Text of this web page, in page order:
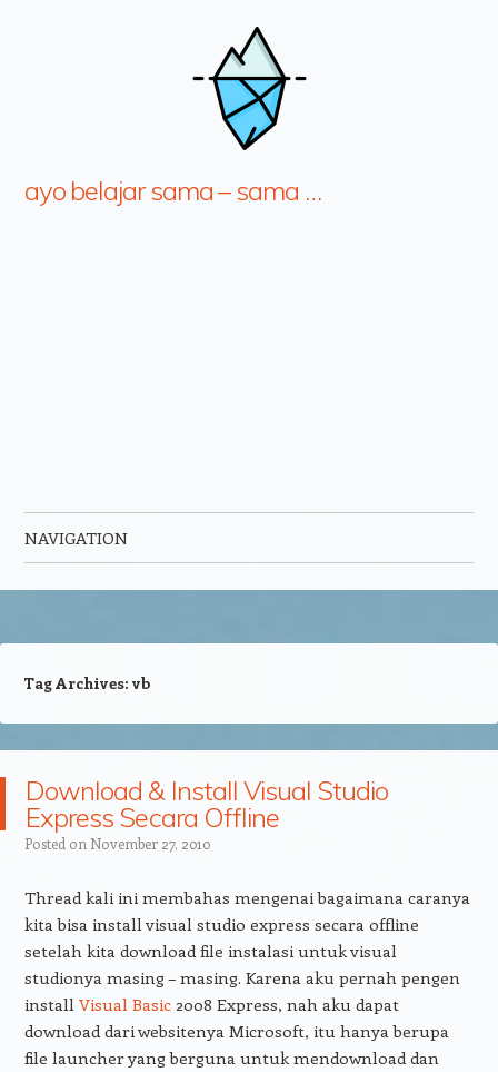
ayo belajar sama – sama …
NAVIGATION
Tag Archives: vb
Download & Install Visual Studio
Express Secara Offline
Posted on November 27, 2010
Thread kali ini membahas mengenai bagaimana caranya
kita bisa install visual studio express secara offline
setelah kita download file instalasi untuk visual
studionya masing – masing. Karena aku pernah pengen
install Visual Basic2008 Express, nah aku dapat
download dari websitenya Microsoft, itu hanya berupa
file launcher yang berguna untuk mendownload dan